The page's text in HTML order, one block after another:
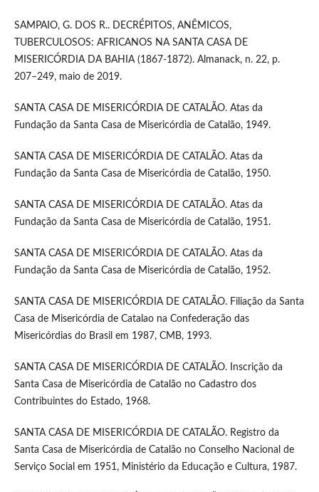
SAMPAIO, G. DOS R.. DECRÉPITOS, ANÊMICOS,
TUBERCULOSOS: AFRICANOS NA SANTA CASA DE
MISERICÓRDIA DA BAHIA (1867-1872). Almanack, n. 22, p.
207–249, maio de 2019.
SANTA CASA DE MISERICÓRDIA DE CATALÃO. Atas da
Fundação da Santa Casa de Misericórdia de Catalão, 1949.
SANTA CASA DE MISERICÓRDIA DE CATALÃO. Atas da
Fundação da Santa Casa de Misericórdia de Catalão, 1950.
SANTA CASA DE MISERICÓRDIA DE CATALÃO. Atas da
Fundação da Santa Casa de Misericórdia de Catalão, 1951.
SANTA CASA DE MISERICÓRDIA DE CATALÃO. Atas da
Fundação da Santa Casa de Misericórdia de Catalão, 1952.
SANTA CASA DE MISERICÓRDIA DE CATALÃO. Filiação da Santa
Casa de Misericórdia de Catalao na Confederação das
Misericórdias do Brasil em 1987, CMB, 1993.
SANTA CASA DE MISERICÓRDIA DE CATALÃO. Inscrição da
Santa Casa de Misericórdia de Catalão no Cadastro dos
Contribuintes do Estado, 1968.
SANTA CASA DE MISERICÓRDIA DE CATALÃO. Registro da
Santa Casa de Misericórdia de Catalão no Conselho Nacional de
Serviço Social em 1951, Ministério da Educação e Cultura, 1987.